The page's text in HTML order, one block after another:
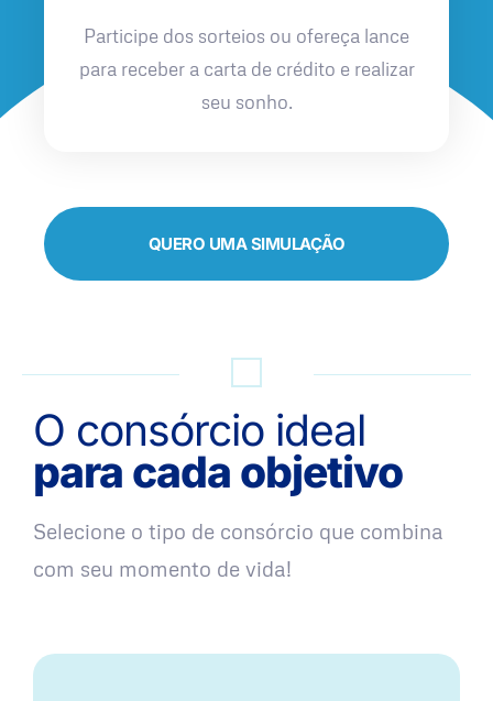
Participe dos sorteios ou ofereça lance
para receber a carta de crédito e realizar
seu sonho.
QUERO UMA SIMULAÇÃO
O consórcio ideal
para cada objetivo
Selecione o tipo de consórcio que combina
com seu momento de vida!